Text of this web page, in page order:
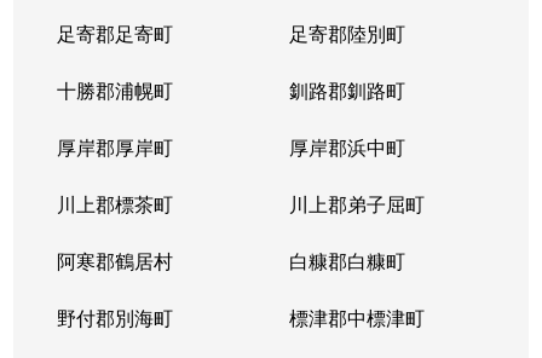
足寄郡足寄町 足寄郡陸別町
十勝郡浦幌町 釧路郡釧路町
厚岸郡厚岸町 厚岸郡浜中町
川上郡標茶町 川上郡弟子屈町
阿寒郡鶴居村 白糠郡白糠町
野付郡別海町 標津郡中標津町